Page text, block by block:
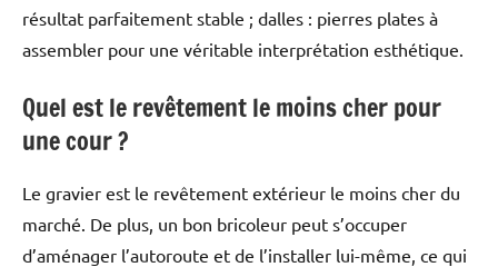
résultat parfaitement stable ; dalles : pierres plates à
assembler pour une véritable interprétation esthétique.
Quel est le revêtement le moins cher pour
une cour ?
Le gravier est le revêtement extérieur le moins cher du
marché. De plus, un bon bricoleur peut s’occuper
d’aménager l’autoroute et de l’installer lui-même, ce qui